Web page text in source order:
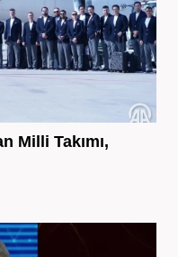
Milli Takımı,